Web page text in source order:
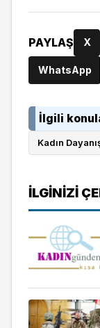
PAYLAŞ X
WhatsApp
İlgili
Kadın
İLGINIZI